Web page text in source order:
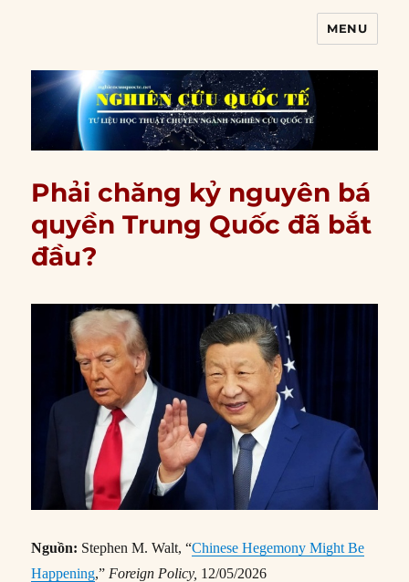
MENU
Phải chăng kỷ nguyên bá
quyền Trung Quốc đã bắt
đầu?
Nguồn: Stephen M. Walt, “Chinese Hegemony Might Be
Happening,” Foreign Policy, 12/05/2026